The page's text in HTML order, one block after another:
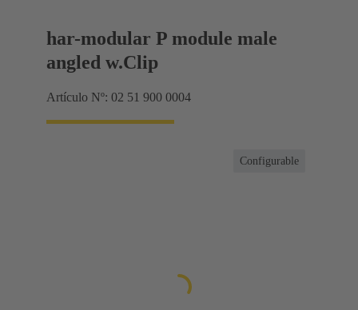
har-modular P module male
angled w.Clip
Artículo Nº: 02 51 900 0004
Configurable